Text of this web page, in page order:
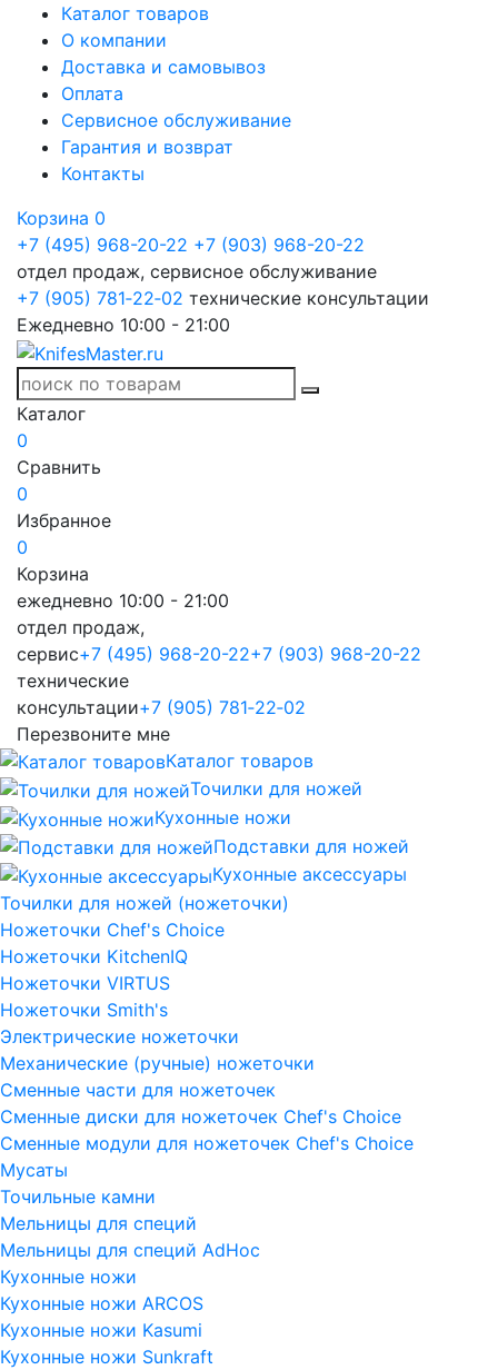
Каталог товаров
О компании
Доставка и самовывоз
Оплата
Сервисное обслуживание
Гарантия и возврат
Контакты
Корзина 0
+7 (495) 968-20-22 +7 (903) 968-20-22
отдел продаж, сервисное обслуживание
+7 (905) 781‑22‑02 технические консультации
Ежедневно 10:00 - 21:00
Каталог
0
Сравнить
0
Избранное
0
Корзина
ежедневно 10:00 - 21:00
отдел продаж,
сервис+7 (495) 968-20-22+7 (903) 968-20-22
технические
консультации+7 (905) 781‑22‑02
Перезвоните мне
Каталог товаров
Точилки для ножей
Кухонные ножи
Подставки для ножей
Кухонные аксессуары
Точилки для ножей (ножеточки)
Ножеточки Chef's Choice
Ножеточки KitchenIQ
Ножеточки VIRTUS
Ножеточки Smith's
Электрические ножеточки
Механические (ручные) ножеточки
Сменные части для ножеточек
Сменные диски для ножеточек Chef's Choice
Сменные модули для ножеточек Chef's Choice
Мусаты
Точильные камни
Мельницы для специй
Мельницы для специй AdHoc
Кухонные ножи
Кухонные ножи ARCOS
Кухонные ножи Kasumi
Кухонные ножи Sunkraft